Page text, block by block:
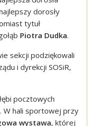
dorosły
tytuł
Piotra Dudka.
sekcji podziękowali
i dyrekcji SOSiR,
pocztowych
. W hali sportowej przy
wystawa, której